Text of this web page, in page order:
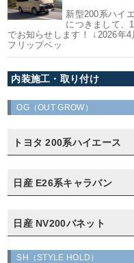
新型200系ハイ
につきまして、
でお知らせします！ ↓2026年
フリップベッ
内装施工・取り付け
OG（OUT GROW）
トヨタ 200系ハイエース
日産 E26系キャラバン
日産 NV200バネット
SH（STYLE HOLD）